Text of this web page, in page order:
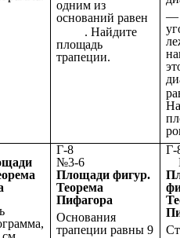
одним из
оснований равен
. Найдите
площадь
трапеции.
Г-8
№3-6
Площади фигур.
Теорема
Пифагора
Основания
трапеции равны 9